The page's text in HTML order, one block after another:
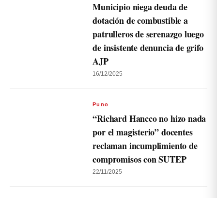
Municipio niega deuda de
dotación de combustible a
patrulleros de serenazgo luego
de insistente denuncia de grifo
AJP
16/12/2025
Puno
“Richard Hancco no hizo nada
por el magisterio” docentes
reclaman incumplimiento de
compromisos con SUTEP
22/11/2025